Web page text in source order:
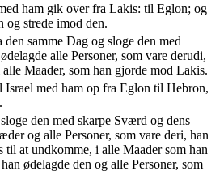
ham gik over fra Lakis: til Eglon; og
og strede imod den.
samme Dag og sloge den med
alle Personer, som vare derudi,
Maader, som han gjorde mod Lakis.
Israel med ham op fra Eglon til Hebron,
den med skarpe Sværd og dens
og alle Personer, som vare deri, han
at undkomme, i alle Maader som han
ødelagde den og alle Personer, som